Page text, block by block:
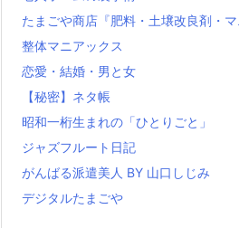
たまごや商店『肥料・土壌改良剤・マ
整体マニアックス
恋愛・結婚・男と女
【秘密】ネタ帳
昭和一桁生まれの「ひとりごと」
ジャズフルート日記
がんばる派遣美人 BY 山口しじみ
デジタルたまごや